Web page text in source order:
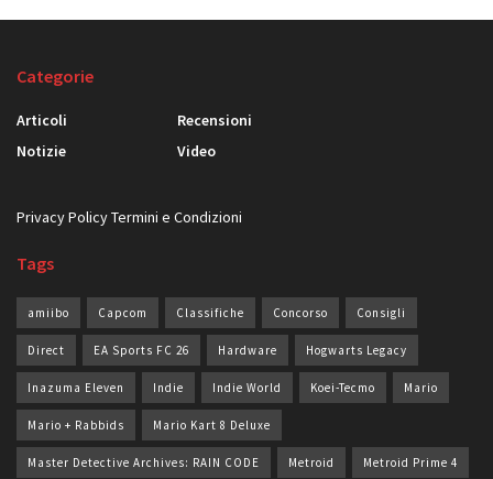
Categorie
Articoli
Notizie
Recensioni
Video
Privacy PolicyTermini e Condizioni
Tags
amiibo Capcom Classifiche Concorso Consigli
Direct EA Sports FC 26 Hardware Hogwarts Legacy
Inazuma Eleven Indie Indie World Koei-Tecmo Mario
Mario + Rabbids Mario Kart 8 Deluxe
Master Detective Archives: RAIN CODE Metroid Metroid Prime 4